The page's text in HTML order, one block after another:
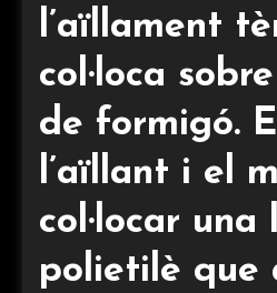
l’aïllament
col·loca
de formigó.
l’aïllant i el
col·locar
polietilè que